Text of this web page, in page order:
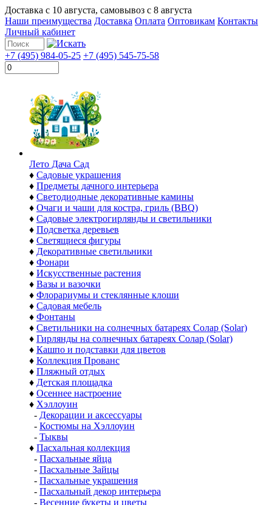
Доставка с 10 августа, самовывоз с 8 августа
Наши преимущества Доставка Оплата Оптовикам Контакты
Личный кабинет
+7 (495) 984-05-25 +7 (495) 545-75-58
Лето Дача Сад
♦ Садовые украшения
♦ Предметы дачного интерьера
♦ Светодиодные декоративные камины
♦ Очаги и чаши для костра, гриль (BBQ)
♦ Садовые электрогирлянды и светильники
♦ Подсветка деревьев
♦ Светящиеся фигуры
♦ Декоративные светильники
♦ Фонари
♦ Искусственные растения
♦ Вазы и вазочки
♦ Флорариумы и стеклянные клоши
♦ Садовая мебель
♦ Фонтаны
♦ Светильники на солнечных батареях Солар (Solar)
♦ Гирлянды на солнечных батареях Солар (Solar)
♦ Кашпо и подставки для цветов
♦ Коллекция Прованс
♦ Пляжный отдых
♦ Детская площадка
♦ Осеннее настроение
♦ Хэллоуин
- Декорации и аксессуары
- Костюмы на Хэллоуин
- Тыквы
♦ Пасхальная коллекция
- Пасхальные яйца
- Пасхальные Зайцы
- Пасхальные украшения
- Пасхальный декор интерьера
- Весенние букеты и цветы